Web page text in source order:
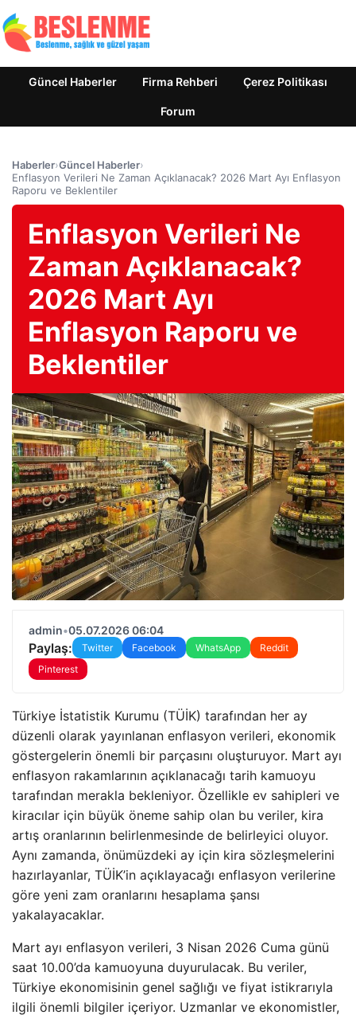
Güncel Haberler Firma Rehberi Çerez Politikası
Forum
Haberler›Güncel Haberler›
Enflasyon Verileri Ne Zaman Açıklanacak? 2026 Mart Ayı Enflasyon
Raporu ve Beklentiler
Enflasyon Verileri Ne
Zaman Açıklanacak?
2026 Mart Ayı
Enflasyon Raporu ve
Beklentiler
admin•05.07.2026 06:04
Paylaş: Twitter Facebook WhatsApp
Reddit
Pinterest
Türkiye İstatistik Kurumu (TÜİK) tarafından her ay
düzenli olarak yayınlanan enflasyon verileri, ekonomik
göstergelerin önemli bir parçasını oluşturuyor. Mart ayı
enflasyon rakamlarının açıklanacağı tarih kamuoyu
tarafından merakla bekleniyor. Özellikle ev sahipleri ve
kiracılar için büyük öneme sahip olan bu veriler, kira
artış oranlarının belirlenmesinde de belirleyici oluyor.
Aynı zamanda, önümüzdeki ay için kira sözleşmelerini
hazırlayanlar, TÜİK’in açıklayacağı enflasyon verilerine
göre yeni zam oranlarını hesaplama şansı
yakalayacaklar.
Mart ayı enflasyon verileri, 3 Nisan 2026 Cuma günü
saat 10.00’da kamuoyuna duyurulacak. Bu veriler,
Türkiye ekonomisinin genel sağlığı ve fiyat istikrarıyla
ilgili önemli bilgiler içeriyor. Uzmanlar ve ekonomistler,